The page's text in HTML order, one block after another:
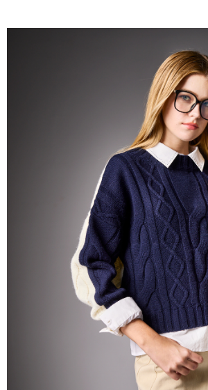
1.本服務由台灣大哥大提供，台灣大哥大用戶可立即
2.付款方式選擇「大哥付你分期」，訂單成立後會自
流程，驗證手機門號後，選擇欲分期的期數、繳款
3.實際核准額度、可分期數及費用金額請依後續交易
4.訂單成立30分鐘內，如未前往確認交易或遇審核
消。如遇「轉專審核」未通過狀況，表示未達大哥
1.分期款項不併入電信帳單，「大哥付你分期」於每
2.透過簡訊連結打開帳單後，可選擇「超商條碼／台
帳／街口支付／iPASS MONEY」等通路繳費。
1.本服務係由「台灣大哥大股份有限公司」（以下簡
用戶於交易時，得透過本服務購買商品或服務，並
買賣價金債權讓與本公司後，依約使用本公司帳單繳
2.基於同意付款使用「大哥付你分期」之契約關係目
資料（包含姓名、電話或地址）提供予台灣大哥大
由本公司與您本人進行分期帳單所需資料之確認、
3.完整用戶服務條款，請詳閱以下連結： https://
每筆NT$60，滿NT$1,000(含以上)免運費
每筆NT$60，滿NT$1,000(含以上)免運費
每筆NT$60，滿NT$1,000(含以上)免運費
付款後7-11取貨
每筆NT$60，滿NT$1,000(含以上)免運費
每筆NT$80，滿NT$1,000(含以上)免運費